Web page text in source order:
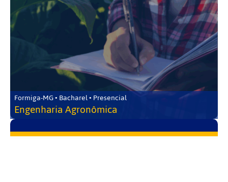
Formiga-MG • Bacharel • Presencial
Engenharia Agronômica